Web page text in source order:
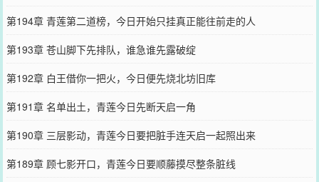
第194章 青莲第二道榜，今日开始只挂真正能往前走的人
第193章 苍山脚下先排队，谁急谁先露破绽
第192章 白王借你一把火，今日便先烧北坊旧库
第191章 名单出土，青莲今日先断天启一角
第190章 三层影动，青莲今日要把脏手连天启一起照出来
第189章 顾七影开口，青莲今日要顺藤摸尽整条脏线